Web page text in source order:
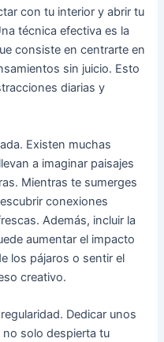
con tu interior y abrir tu
técnica efectiva es la
consiste en centrarte en
sin juicio. Esto
diarias y
Existen muchas
a imaginar paisajes
Mientras te sumerges
conexiones
Además, incluir la
aumentar el impacto
los pájaros o sentir el
creativo.
Dedicar unos
solo despierta tu